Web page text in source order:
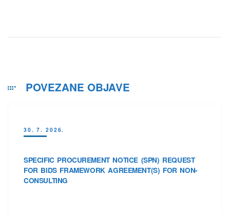
POVEZANE OBJAVE
30. 7. 2026.
SPECIFIC PROCUREMENT NOTICE (SPN) REQUEST
FOR BIDS FRAMEWORK AGREEMENT(S) FOR NON-
CONSULTING